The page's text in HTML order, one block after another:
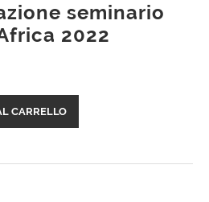
seminario
2022
CARRELLO